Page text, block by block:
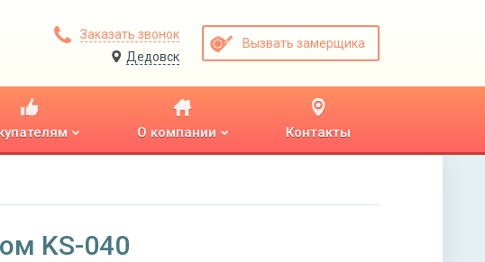
Заказать звонок
Дедовск
Вызвать замерщика
О компании Контакты
KS-040